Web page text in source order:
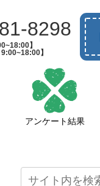
8298
】
】
アンケート結果